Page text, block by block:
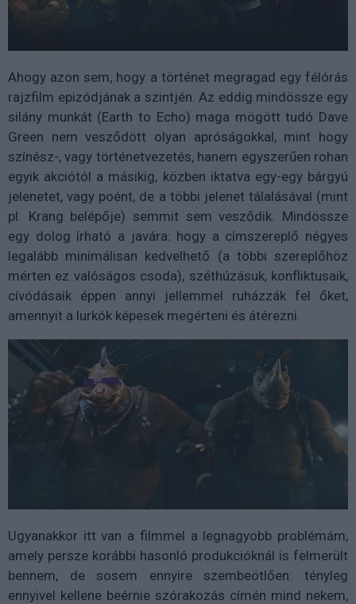
Ahogy azon sem, hogy a történet megragad egy félórás
rajzfilm epizódjának a szintjén. Az eddig mindössze egy
silány munkát (Earth to Echo) maga mögött tudó Dave
Green nem vesződött olyan apróságokkal, mint hogy
színész-, vagy történetvezetés, hanem egyszerűen rohan
egyik akciótól a másikig, közben iktatva egy-egy bárgyú
jelenetet, vagy poént, de a többi jelenet tálalásával (mint
pl. Krang belépője) semmit sem vesződik. Mindössze
egy dolog írható a javára: hogy a címszereplő négyes
legalább minimálisan kedvelhető (a többi szereplőhöz
mérten ez valóságos csoda), széthúzásuk, konfliktusaik,
cívódásaik éppen annyi jellemmel ruházzák fel őket,
amennyit a lurkók képesek megérteni és átérezni.
Ugyanakkor itt van a filmmel a legnagyobb problémám,
amely persze korábbi hasonló produkcióknál is felmerült
bennem, de sosem ennyire szembeötlően: tényleg
ennyivel kellene beérnie szórakozás címén mind nekem,